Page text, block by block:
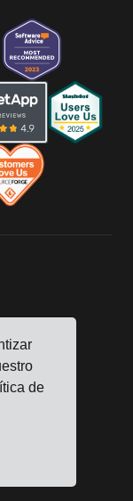
de